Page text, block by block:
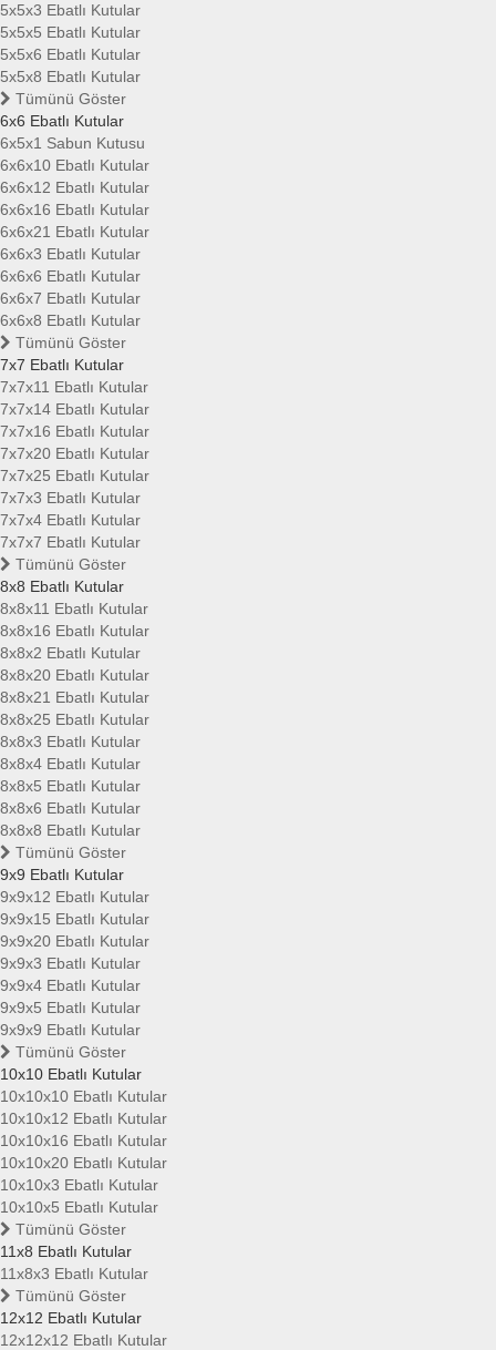
5x5x3 Ebatlı Kutular
5x5x5 Ebatlı Kutular
5x5x6 Ebatlı Kutular
5x5x8 Ebatlı Kutular
Tümünü Göster
6x6 Ebatlı Kutular
6x5x1 Sabun Kutusu
6x6x10 Ebatlı Kutular
6x6x12 Ebatlı Kutular
6x6x16 Ebatlı Kutular
6x6x21 Ebatlı Kutular
6x6x3 Ebatlı Kutular
6x6x6 Ebatlı Kutular
6x6x7 Ebatlı Kutular
6x6x8 Ebatlı Kutular
Tümünü Göster
7x7 Ebatlı Kutular
7x7x11 Ebatlı Kutular
7x7x14 Ebatlı Kutular
7x7x16 Ebatlı Kutular
7x7x20 Ebatlı Kutular
7x7x25 Ebatlı Kutular
7x7x3 Ebatlı Kutular
7x7x4 Ebatlı Kutular
7x7x7 Ebatlı Kutular
Tümünü Göster
8x8 Ebatlı Kutular
8x8x11 Ebatlı Kutular
8x8x16 Ebatlı Kutular
8x8x2 Ebatlı Kutular
8x8x20 Ebatlı Kutular
8x8x21 Ebatlı Kutular
8x8x25 Ebatlı Kutular
8x8x3 Ebatlı Kutular
8x8x4 Ebatlı Kutular
8x8x5 Ebatlı Kutular
8x8x6 Ebatlı Kutular
8x8x8 Ebatlı Kutular
Tümünü Göster
9x9 Ebatlı Kutular
9x9x12 Ebatlı Kutular
9x9x15 Ebatlı Kutular
9x9x20 Ebatlı Kutular
9x9x3 Ebatlı Kutular
9x9x4 Ebatlı Kutular
9x9x5 Ebatlı Kutular
9x9x9 Ebatlı Kutular
Tümünü Göster
10x10 Ebatlı Kutular
10x10x10 Ebatlı Kutular
10x10x12 Ebatlı Kutular
10x10x16 Ebatlı Kutular
10x10x20 Ebatlı Kutular
10x10x3 Ebatlı Kutular
10x10x5 Ebatlı Kutular
Tümünü Göster
11x8 Ebatlı Kutular
11x8x3 Ebatlı Kutular
Tümünü Göster
12x12 Ebatlı Kutular
12x12x12 Ebatlı Kutular